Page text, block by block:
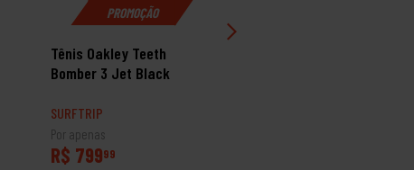
PROMOÇÃO
Tênis Oakley Teeth
Bomber 3 Jet Black
SURFTRIP
Por apenas
R$ 79999